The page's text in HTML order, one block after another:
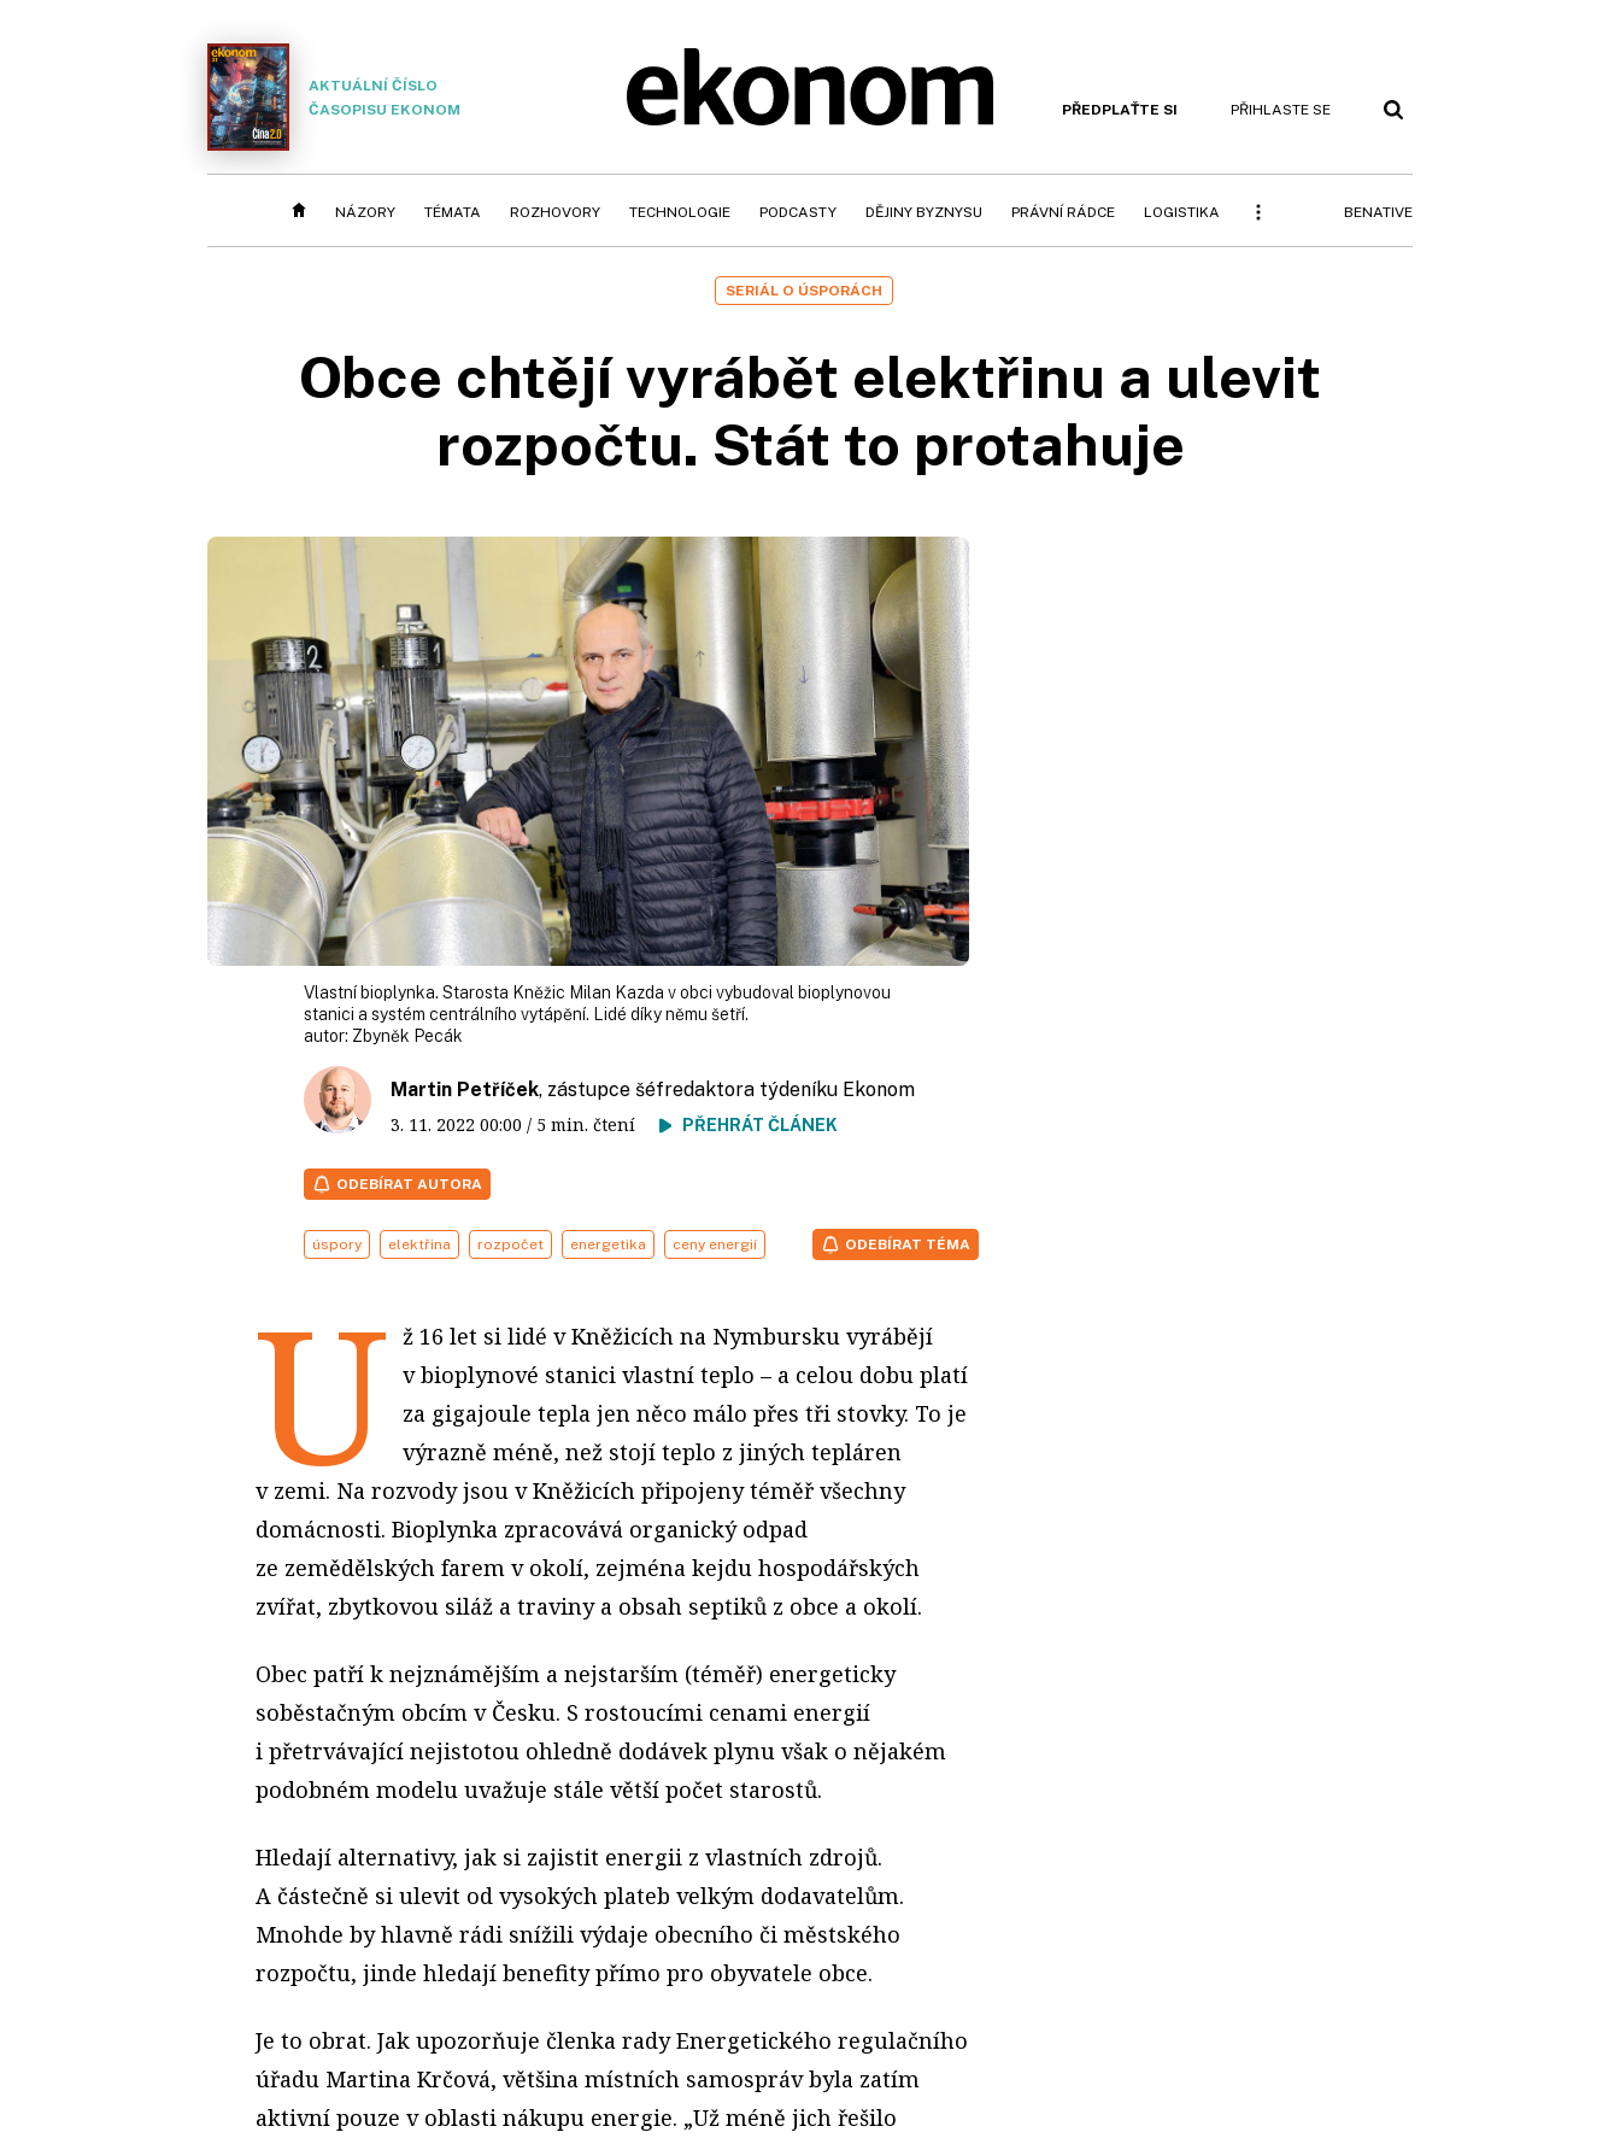
AKTUÁLNÍ ČÍSLO
ČASOPISU EKONOM
PŘEDPLAŤTE SI PŘIHLASTE SE
NÁZORY TÉMATA ROZHOVORY TECHNOLOGIE PODCASTY DĚJINY BYZNYSU PRÁVNÍ RÁDCE LOGISTIKA BENATIVE
SERIÁL O ÚSPORÁCH
Obce chtějí vyrábět elektřinu a ulevit
rozpočtu. Stát to protahuje
Vlastní bioplynka. Starosta Kněžic Milan Kazda v obci vybudoval bioplynovou
stanici a systém centrálního vytápění. Lidé díky němu šetří.
autor: Zbyněk Pecák
Martin Petříček, zástupce šéfredaktora týdeníku Ekonom
3. 11. 2022 00:00 / 5 min. čtení PŘEHRÁT ČLÁNEK
ODEBÍRAT AUTORA
úspory elektřina rozpočet energetika ceny energií ODEBÍRAT TÉMA
U
ž 16 let si lidé v Kněžicích na Nymbursku vyrábějí
v bioplynové stanici vlastní teplo – a celou dobu platí
za gigajoule tepla jen něco málo přes tři stovky. To je
výrazně méně, než stojí teplo z jiných tepláren
v zemi. Na rozvody jsou v Kněžicích připojeny téměř všechny
domácnosti. Bioplynka zpracovává organický odpad
ze zemědělských farem v okolí, zejména kejdu hospodářských
zvířat, zbytkovou siláž a traviny a obsah septiků z obce a okolí.
Obec patří k nejznámějším a nejstarším (téměř) energeticky
soběstačným obcím v Česku. S rostoucími cenami energií
i přetrvávající nejistotou ohledně dodávek plynu však o nějakém
podobném modelu uvažuje stále větší počet starostů.
Hledají alternativy, jak si zajistit energii z vlastních zdrojů.
A částečně si ulevit od vysokých plateb velkým dodavatelům.
Mnohde by hlavně rádi snížili výdaje obecního či městského
rozpočtu, jinde hledají benefity přímo pro obyvatele obce.
Je to obrat. Jak upozorňuje členka rady Energetického regulačního
úřadu Martina Krčová, většina místních samospráv byla zatím
aktivní pouze v oblasti nákupu energie. „Už méně jich řešilo